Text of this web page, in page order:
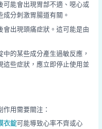
可能會出現胃部不適、噁心或
分刺激胃腸道有關。
會出現頭痛症狀。這可能是由
的某些成分產生過敏反應，
這些症狀，應立即停止使用並
用需要關注：
衣錠可能導致心率不齊或心